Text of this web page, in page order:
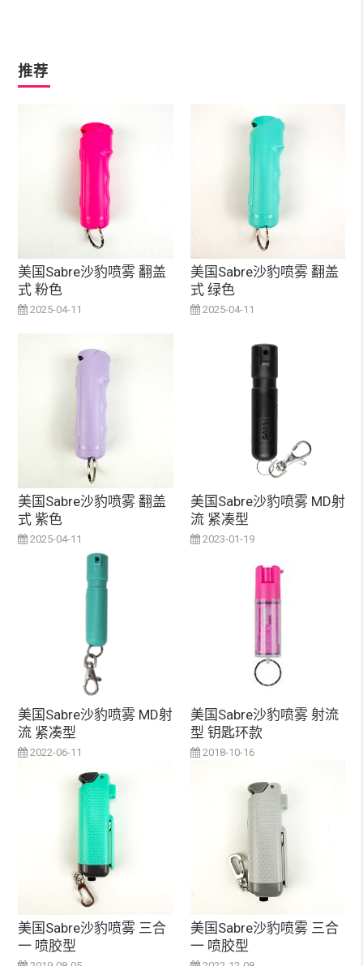
推荐
美国Sabre沙豹喷雾 翻盖
式 粉色
2025-04-11
美国Sabre沙豹喷雾 翻盖
式 绿色
2025-04-11
美国Sabre沙豹喷雾 翻盖
式 紫色
2025-04-11
美国Sabre沙豹喷雾 MD射
流 紧凑型
2023-01-19
美国Sabre沙豹喷雾 MD射
流 紧凑型
2022-06-11
美国Sabre沙豹喷雾 射流
型 钥匙环款
2018-10-16
美国Sabre沙豹喷雾 三合
一 喷胶型
美国Sabre沙豹喷雾 三合
一 喷胶型